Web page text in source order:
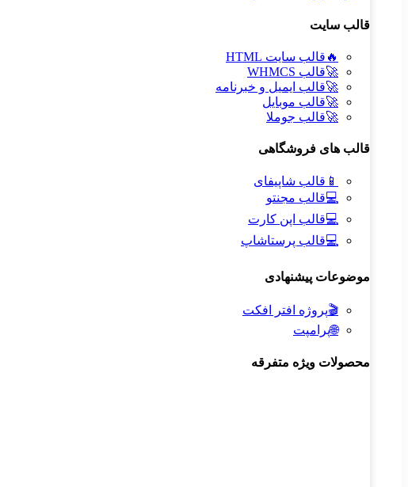
قالب سایت
🔥 قالب سایت HTML
🚀قالب WHMCS
🚀قالب ایمیل و خبرنامه
🚀قالب موبایل
🚀قالب جوملا
قالب های فروشگاهی
📱 قالب شاپیفای
💻قالب مجنتو
💻قالب اپن کارت
💻قالب پرستاشاپ
موضوعات پیشنهادی
🎬پروژه افتر افکت
🌐پرامپت
محصولات ویژه متفرقه